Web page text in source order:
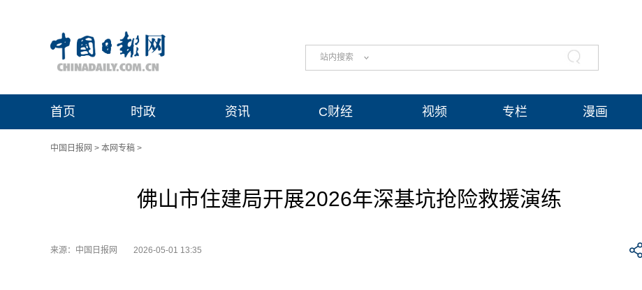
站内搜索
首页 时政 资讯 C财经 视频 专栏 漫画
中国日报网 > 本网专稿 >
佛山市住建局开展2026年深基坑抢险救援演练
来源：中国日报网 2026-05-01 13:35